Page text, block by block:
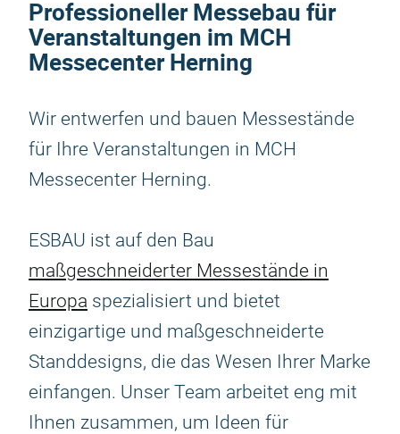
Professioneller Messebau für
Veranstaltungen im MCH
Messecenter Herning
Wir entwerfen und bauen Messestände
für Ihre Veranstaltungen in MCH
Messecenter Herning.
ESBAU ist auf den Bau
maßgeschneiderter Messestände in
Europa spezialisiert und bietet
einzigartige und maßgeschneiderte
Standdesigns, die das Wesen Ihrer Marke
einfangen. Unser Team arbeitet eng mit
Ihnen zusammen, um Ideen für